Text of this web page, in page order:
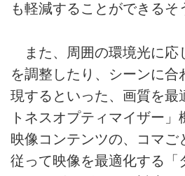
も軽減することができるそ
また、周囲の環境光に応
を調整したり、シーンに合
現するといった、画質を最
トネスオプティマイザー」
映像コンテンツの、コマご
従って映像を最適化する「